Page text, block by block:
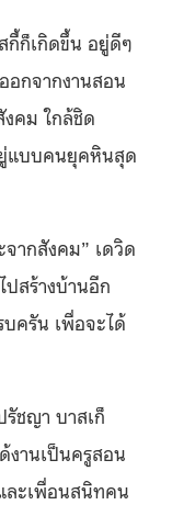
กี้ก็เกิดขึ้น อยู่ดีๆ
อกจากงานสอน
คม ใกล้ชิด
ยู่แบบคนยุคหินสุด
จากสังคม” เดวิด
ปสร้างบ้านอีก
ครัน เพื่อจะได้
ชญา บาสเก็
งานเป็นครูสอน
ละเพื่อนสนิทคน